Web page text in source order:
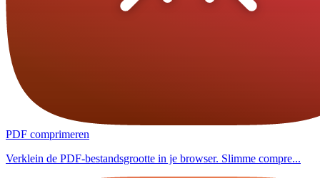
PDF comprimeren
Verklein de PDF-bestandsgrootte in je browser. Slimme compre...